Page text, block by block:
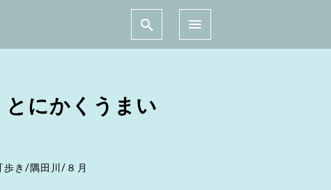
にかくうまい
歩き /隅田川/ ８月